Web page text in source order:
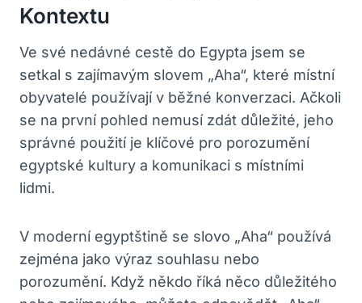
Kontextu
Ve své nedávné cestě do Egypta jsem ‌se
setkal s ⁣zajímavým slovem „Aha“, které místní
obyvatelé používají v běžné konverzaci.⁢ Ačkoli
se na první pohled nemusí zdát důležité, jeho
správné‍ použití je klíčové⁣ pro porozumění
egyptské kultury ⁤a komunikaci s místními
lidmi.
V moderní egyptštině se slovo „Aha“ používá‌
zejména jako výraz souhlasu nebo
porozumění. Když někdo říká něco‍ důležitého